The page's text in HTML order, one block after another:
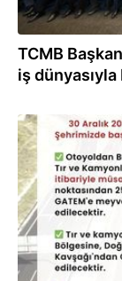
TCMB
iş
30.12.2025